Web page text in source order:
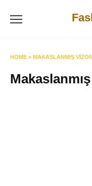
HOME » MAKASLANMIŞ